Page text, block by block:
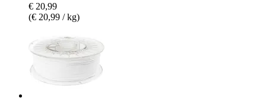
€ 20,99
(€ 20,99 / kg)